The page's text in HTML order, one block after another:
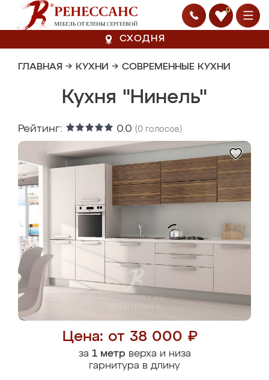
0
СХОДНЯ
ГЛАВНАЯ → КУХНИ → СОВРЕМЕННЫЕ КУХНИ
Кухня "Нинель"
Рейтинг: 0.0 (0 голосов)
Цена: от 38 000 ₽
за 1 метрверха и низа
гарнитура в длину